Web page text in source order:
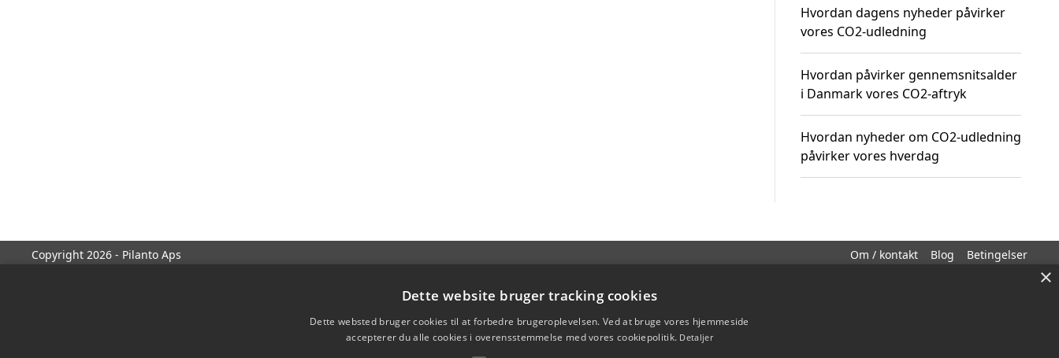
Hvordan dagens nyheder påvirker
vores CO2-udledning
Hvordan påvirker gennemsnitsalder
i Danmark vores CO2-aftryk
Hvordan nyheder om CO2-udledning
påvirker vores hverdag
Copyright 2026 - Pilanto Aps Om / kontakt Blog Betingelser
×
Dette website bruger tracking cookies
Dette websted bruger cookies til at forbedre brugeroplevelsen. Ved at bruge vores hjemmeside
accepterer du alle cookies i overensstemmelse med vores cookiepolitik. Detaljer